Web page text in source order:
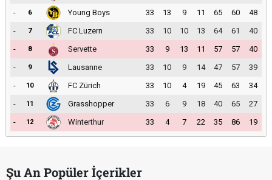
-
6 Young Boys 33 13 9 11 65 60
48
-
7 FC Luzern 33 10 10 13 64 61
40
-
8 Servette 33 9 13 11 57 57
40
-
9 Lausanne 33 10 9 14 47 57
39
-
10 FC Zürich 33 10 4 19 45 63
34
-
11 Grasshopper 33 6 9 18 40 65
27
-
12 Winterthur 33 4 7 22 35 86 19
Şu An Popüler İçerikler